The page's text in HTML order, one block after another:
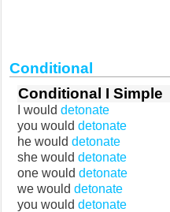
Conditional
Conditional I Simple
I would detonate
you would detonate
he would detonate
she would detonate
one would detonate
we would detonate
you would detonate